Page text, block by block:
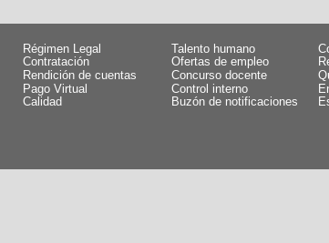
Régimen Legal
Talento humano
Contratación
Ofertas de empleo
Rendición de cuentas
Concurso docente
Pago Virtual
Control interno
Calidad
Buzón de notificaciones